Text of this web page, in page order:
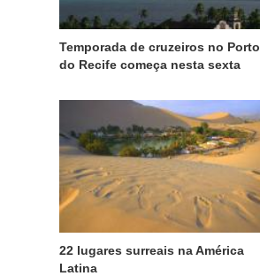
Temporada de cruzeiros no Porto
do Recife começa nesta sexta
22 lugares surreais na América
Latina